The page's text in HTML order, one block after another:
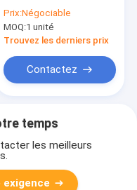
Prix:Négociable
MOQ:1 unité
Trouvez les derniers prix
Contactez
temps
les meilleurs
exigence